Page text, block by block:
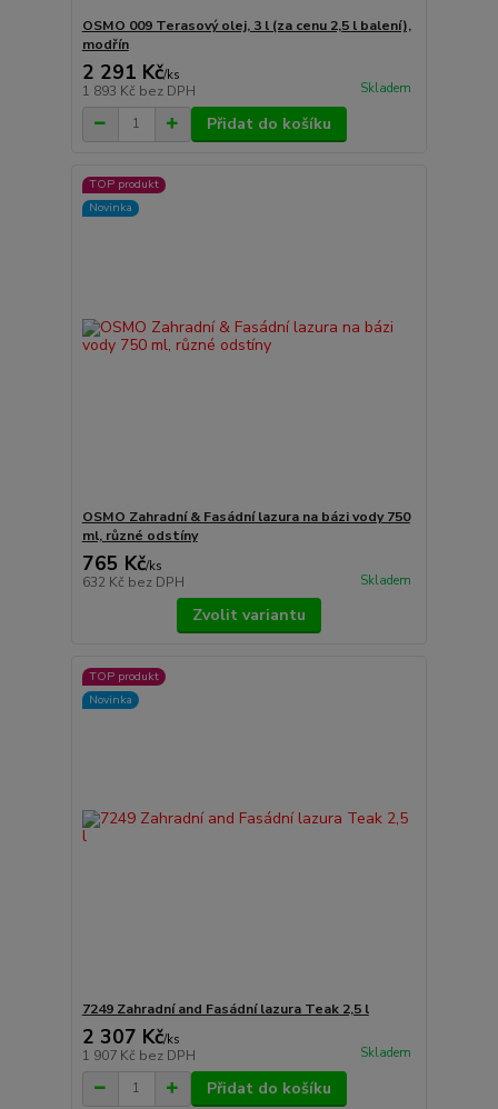
OSMO 009 Terasový olej, 3 l (za cenu 2,5 l balení),
modřín
2 291 Kč/ks
1 893 Kč bez DPH Skladem
Přidat do košíku
TOP produkt
Novinka
OSMO Zahradní & Fasádní lazura na bázi vody 750
ml, různé odstíny
765 Kč/ks
632 Kč bez DPH Skladem
Zvolit variantu
TOP produkt
Novinka
7249 Zahradní and Fasádní lazura Teak 2,5 l
2 307 Kč/ks
1 907 Kč bez DPH Skladem
Přidat do košíku